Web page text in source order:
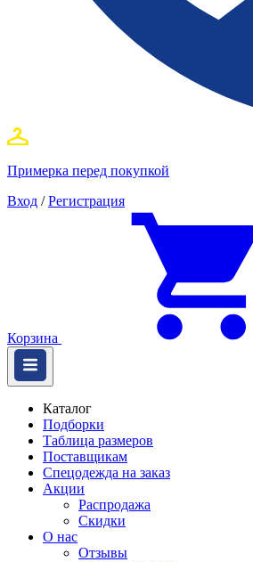
Примерка перед покупкой
Вход / Регистрация
Корзина
Каталог
Подборки
Таблица размеров
Поставщикам
Спецодежда на заказ
Акции
Распродажа
Скидки
О нас
Отзывы